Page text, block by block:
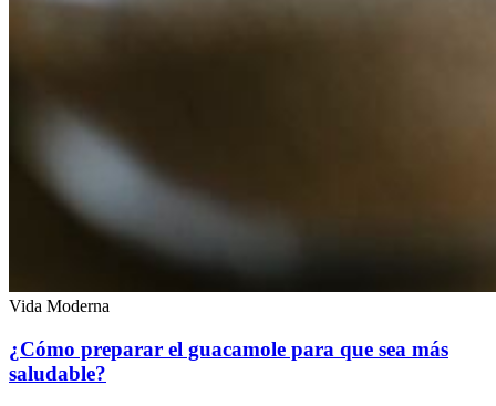
Vida Moderna
¿Cómo preparar el guacamole para que sea más
saludable?